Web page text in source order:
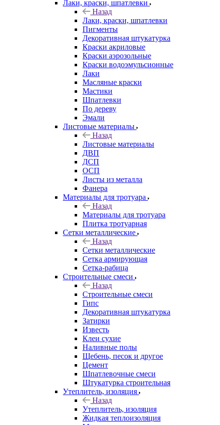
Лаки, краски, шпатлевки
Назад
Лаки, краски, шпатлевки
Пигменты
Декоративная штукатурка
Краски акриловые
Краски аэрозольные
Краски водоэмульсионные
Лаки
Масляные краски
Мастики
Шпатлевки
По дереву
Эмали
Листовые материалы
Назад
Листовые материалы
ДВП
ДСП
ОСП
Листы из металла
Фанера
Материалы для тротуара
Назад
Материалы для тротуара
Плитка тротуарная
Сетки металлические
Назад
Сетки металлические
Сетка армирующая
Сетка-рабица
Строительные смеси
Назад
Строительные смеси
Гипс
Декоративная штукатурка
Затирки
Известь
Клеи сухие
Наливные полы
Щебень, песок и другое
Цемент
Шпатлевочные смеси
Штукатурка строительная
Утеплитель, изоляция
Назад
Утеплитель, изоляция
Жидкая теплоизоляция